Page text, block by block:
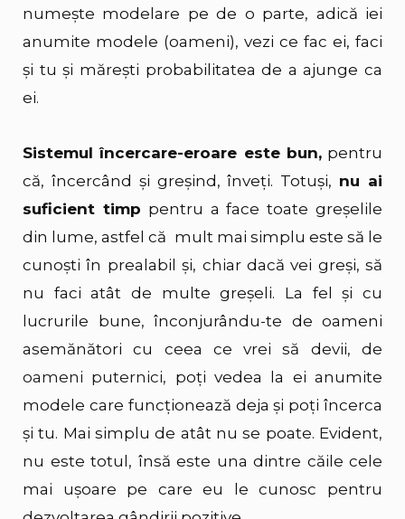
numește modelare pe de o parte, adică iei
anumite modele (oameni), vezi ce fac ei, faci
și tu și mărești probabilitatea de a ajunge ca
ei.
Sistemul încercare-eroare este bun,pentru
că, încercând și greșind, înveți. Totuși, nu ai
suficient timp pentru a face toate greșelile
din lume, astfel că mult mai simplu este să le
cunoști în prealabil și, chiar dacă vei greși, să
nu faci atât de multe greșeli. La fel și cu
lucrurile bune, înconjurându-te de oameni
asemănători cu ceea ce vrei să devii, de
oameni puternici, poți vedea la ei anumite
modele care funcționează deja și poți încerca
și tu. Mai simplu de atât nu se poate. Evident,
nu este totul, însă este una dintre căile cele
mai ușoare pe care eu le cunosc pentru